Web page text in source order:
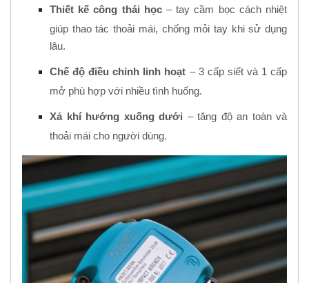
Thiết kế công thái học– tay cầm bọc cách nhiệt
giúp thao tác thoải mái, chống mỏi tay khi sử dụng
lâu.
Chế độ điều chỉnh linh hoạt – 3 cấp siết và 1 cấp
mở phù hợp với nhiều tình huống.
Xả khí hướng xuống dưới – tăng độ an toàn và
thoải mái cho người dùng.